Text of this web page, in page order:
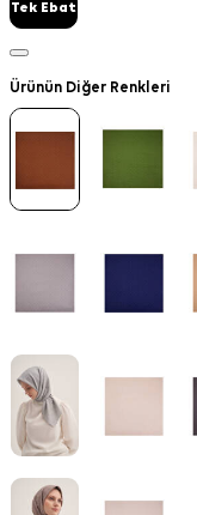
Tek Ebat
Ürünün Diğer Renkleri